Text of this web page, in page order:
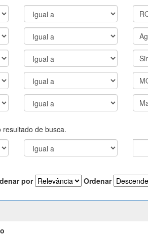
de busca.
por Ordenar